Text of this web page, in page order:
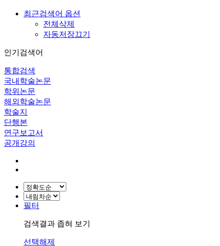
최근검색어 옵션
전체삭제
자동저장끄기
인기검색어
통합검색
국내학술논문
학위논문
해외학술논문
학술지
단행본
연구보고서
공개강의
필터
검색결과 좁혀 보기
선택해제